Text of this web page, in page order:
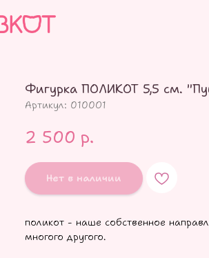
Фигурка ПОЛИКОТ 5,5 см.
Артикул: 010001
2 500 р.
Нет в наличии
поликот - наше собственное
многого другого.